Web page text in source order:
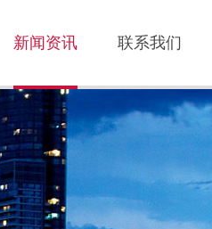
新闻资讯 联系我们